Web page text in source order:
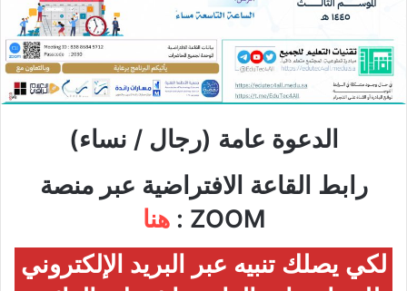
الدعوة عامة (رجال / نساء)
رابط القاعة الافتراضية عبر منصة
ZOOM :
هنا
لكي يصلك تنبيه عبر البريد الإلكتروني